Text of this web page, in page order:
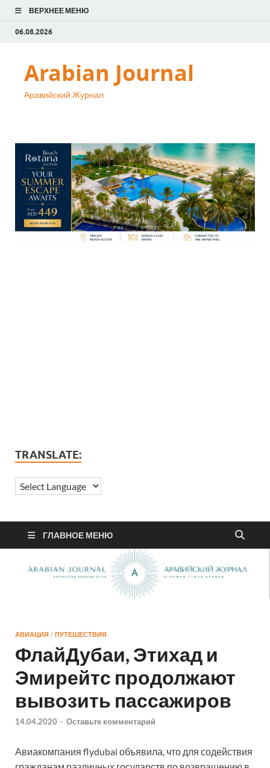
ВЕРХНЕЕ МЕНЮ
06.08.2026
Arabian Journal
Аравийский Журнал
TRANSLATE:
ГЛАВНОЕ МЕНЮ
АВИАЦИЯ / ПУТЕШЕСТВИЯ
ФлайДубаи, Этихад и
Эмирейтс продолжают
вывозить пассажиров
14.04.2020 - Оставьте комментарий
Авиакомпания flydubai объявила, что для содействия